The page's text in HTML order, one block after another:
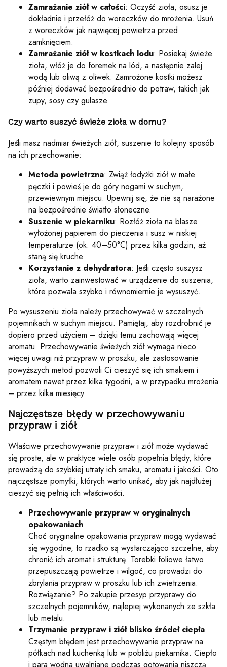
Zamrażanie ziół w całości: Oczyść zioła, osusz je
dokładnie i przełóż do woreczków do mrożenia. Usuń
z woreczków jak najwięcej powietrza przed
zamknięciem.
Zamrażanie ziół w kostkach lodu: Posiekaj świeże
zioła, włóż je do foremek na lód, a następnie zalej
wodą lub oliwą z oliwek. Zamrożone kostki możesz
później dodawać bezpośrednio do potraw, takich jak
zupy, sosy czy gulasze.
Czy warto suszyć świeże zioła w domu?
Jeśli masz nadmiar świeżych ziół, suszenie to kolejny sposób
na ich przechowanie:
Metoda powietrzna: Zwiąż łodyżki ziół w małe
pęczki i powieś je do góry nogami w suchym,
przewiewnym miejscu. Upewnij się, że nie są narażone
na bezpośrednie światło słoneczne.
Suszenie w piekarniku: Rozłóż zioła na blasze
wyłożonej papierem do pieczenia i susz w niskiej
temperaturze (ok. 40–50°C) przez kilka godzin, aż
staną się kruche.
Korzystanie z dehydratora: Jeśli często suszysz
zioła, warto zainwestować w urządzenie do suszenia,
które pozwala szybko i równomiernie je wysuszyć.
Po wysuszeniu zioła należy przechowywać w szczelnych
pojemnikach w suchym miejscu. Pamiętaj, aby rozdrobnić je
dopiero przed użyciem – dzięki temu zachowają więcej
aromatu. Przechowywanie świeżych ziół wymaga nieco
więcej uwagi niż przypraw w proszku, ale zastosowanie
powyższych metod pozwoli Ci cieszyć się ich smakiem i
aromatem nawet przez kilka tygodni, a w przypadku mrożenia
– przez kilka miesięcy.
Najczęstsze błędy w przechowywaniu
przypraw i ziół
Właściwe przechowywanie przypraw i ziół może wydawać
się proste, ale w praktyce wiele osób popełnia błędy, które
prowadzą do szybkiej utraty ich smaku, aromatu i jakości. Oto
najczęstsze pomyłki, których warto unikać, aby jak najdłużej
cieszyć się pełnią ich właściwości.
Przechowywanie przypraw w oryginalnych
opakowaniach
Choć oryginalne opakowania przypraw mogą wydawać
się wygodne, to rzadko są wystarczająco szczelne, aby
chronić ich aromat i strukturę. Torebki foliowe łatwo
przepuszczają powietrze i wilgoć, co prowadzi do
zbrylania przypraw w proszku lub ich zwietrzenia.
Rozwiązanie? Po zakupie przesyp przyprawy do
szczelnych pojemników, najlepiej wykonanych ze szkła
lub metalu.
Trzymanie przypraw i ziół blisko źródeł ciepła
Częstym błędem jest przechowywanie przypraw na
półkach nad kuchenką lub w pobliżu piekarnika. Ciepło